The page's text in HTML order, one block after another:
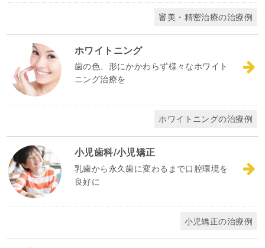
審美・精密治療の治療例
ホワイトニング
歯の色、形にかかわらず様々なホワイト
ニング治療を
ホワイトニングの治療例
小児歯科/小児矯正
乳歯から永久歯に変わるまで口腔環境を
良好に
小児矯正の治療例